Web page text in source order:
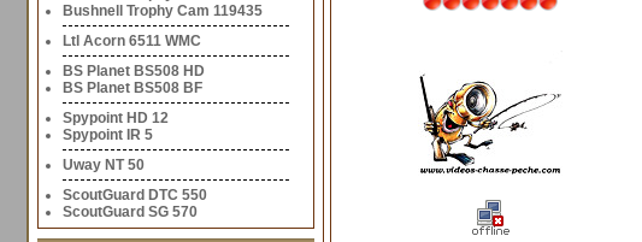
Bushnell Trophy Cam 119435
Ltl Acorn 6511 WMC
BS Planet BS508 HD
BS Planet BS508 BF
Spypoint HD 12
Spypoint IR 5
Uway NT 50
ScoutGuard DTC 550
ScoutGuard SG 570